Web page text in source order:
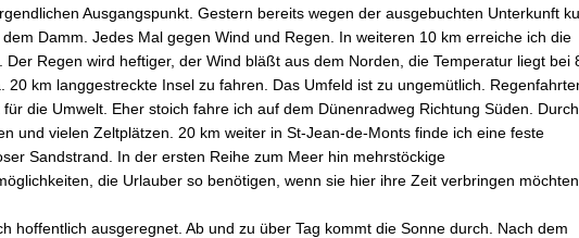
Ausgangspunkt. Gestern bereits wegen der ausgebuchten Unterkunft
dem Damm. Jedes Mal gegen Wind und Regen. In weiteren 10 km erreiche ich die
Regen wird heftiger, der Wind bläßt aus dem Norden, die Temperatur liegt bei
km langgestreckte Insel zu fahren. Das Umfeld ist zu ungemütlich.
die Umwelt. Eher stoich fahre ich auf dem Dünenradweg Richtung Süden. Durch
und vielen Zeltplätzen. 20 km weiter in St-Jean-de-Monts finde ich eine feste
Sandstrand. In der ersten Reihe zum Meer hin mehrstöckige
die Urlauber so benötigen, wenn sie hier ihre Zeit verbringen
hoffentlich ausgeregnet. Ab und zu über Tag kommt die Sonne durch. Nach dem